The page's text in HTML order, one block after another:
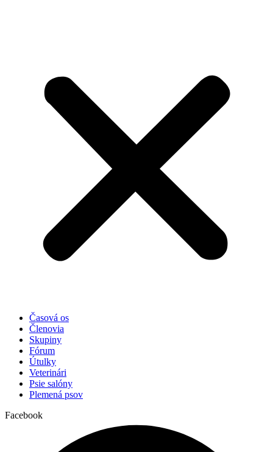
Časová os
Členovia
Skupiny
Fórum
Útulky
Veterinári
Psie salóny
Plemená psov
Facebook